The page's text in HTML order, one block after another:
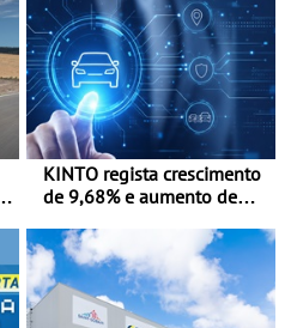
KINTO regista crescimento
de 9,68% e aumento de
plug-in